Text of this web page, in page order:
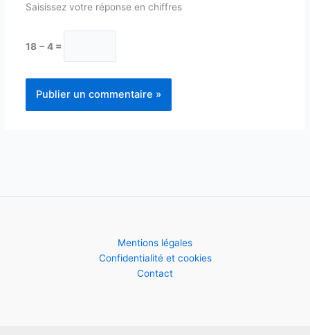
Saisissez votre réponse en chiffres
18 − 4 =
Mentions légales
Confidentialité et cookies
Contact